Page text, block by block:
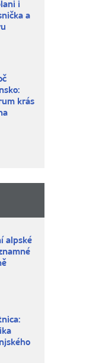
i
a
krás
alpské